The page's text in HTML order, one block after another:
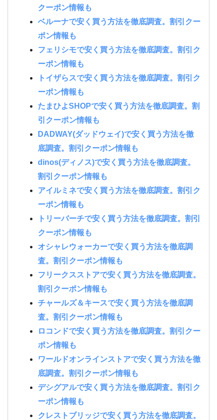
クーポン情報も
ベルーナで安く買う方法を徹底調査。割引クー
ポン情報も
フェリシモで安く買う方法を徹底調査。割引ク
ーポン情報も
トイザらスで安く買う方法を徹底調査。割引ク
ーポン情報も
たまひよSHOPで安く買う方法を徹底調査。割
引クーポン情報も
DADWAY(ダッドウェイ)で安く買う方法を徹
底調査。割引クーポン情報も
dinos(ディノス)で安く買う方法を徹底調査。
割引クーポン情報も
アイルミネで安く買う方法を徹底調査。割引ク
ーポン情報も
トリーバーチで安く買う方法を徹底調査。割引
クーポン情報も
オシャレウォーカーで安く買う方法を徹底調
査。割引クーポン情報も
フリークスストアで安く買う方法を徹底調査。
割引クーポン情報も
チャールズ＆キースで安く買う方法を徹底調
査。割引クーポン情報も
ロコンドで安く買う方法を徹底調査。割引クー
ポン情報も
ワールドオンラインストアで安く買う方法を徹
底調査。割引クーポン情報も
デシグアルで安く買う方法を徹底調査。割引ク
ーポン情報も
クレストブリッジで安く買う方法を徹底調査。